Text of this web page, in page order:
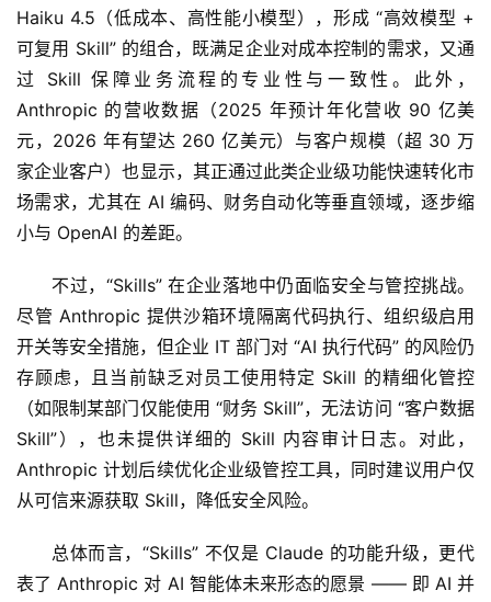
Haiku 4.5（低成本、高性能小模型），形成 “高效模型 +
可复用 Skill” 的组合，既满足企业对成本控制的需求，又通
过 Skill 保障业务流程的专业性与一致性。此外，
Anthropic 的营收数据（2025 年预计年化营收 90 亿美
元，2026 年有望达 260 亿美元）与客户规模（超 30 万
家企业客户）也显示，其正通过此类企业级功能快速转化市
场需求，尤其在 AI 编码、财务自动化等垂直领域，逐步缩
小与 OpenAI 的差距。
不过，“Skills” 在企业落地中仍面临安全与管控挑战。
尽管 Anthropic 提供沙箱环境隔离代码执行、组织级启用
开关等安全措施，但企业 IT 部门对 “AI 执行代码” 的风险仍
存顾虑，且当前缺乏对员工使用特定 Skill 的精细化管控
（如限制某部门仅能使用 “财务 Skill”，无法访问 “客户数据
Skill”），也未提供详细的 Skill 内容审计日志。对此，
Anthropic 计划后续优化企业级管控工具，同时建议用户仅
从可信来源获取 Skill，降低安全风险。
总体而言，“Skills” 不仅是 Claude 的功能升级，更代
表了 Anthropic 对 AI 智能体未来形态的愿景 —— 即 AI 并